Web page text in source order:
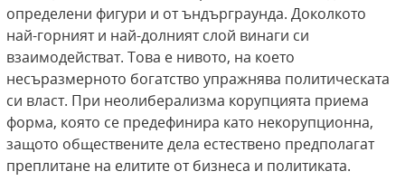
определени фигури и от ъндърграунда. Доколкото
най-горният и най-долният слой винаги си
взаимодействат. Това е нивото, на което
несъразмерното богатство упражнява политическата
си власт. При неолиберализма корупцията приема
форма, която се предефинира като некорупционна,
защото обществените дела естествено предполагат
преплитане на елитите от бизнеса и политиката.